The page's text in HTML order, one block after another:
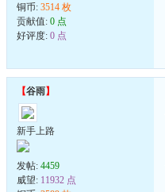
铜币: 3514 枚
贡献值: 0 点
好评度: 0 点
【谷雨】
新手上路
发帖: 4459
威望: 11932 点